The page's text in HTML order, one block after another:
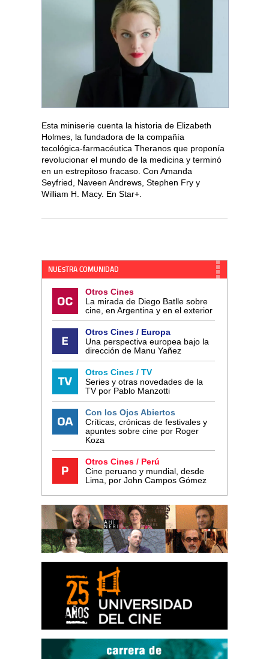
Esta miniserie cuenta la historia de Elizabeth
Holmes, la fundadora de la compañía
tecológica-farmacéutica Theranos que proponía
revolucionar el mundo de la medicina y terminó
en un estrepitoso fracaso. Con Amanda
Seyfried, Naveen Andrews, Stephen Fry y
William H. Macy. En Star+.
NUESTRA COMUNIDAD
Otros Cines
La mirada de Diego Batlle sobre
cine, en Argentina y en el exterior
Otros Cines / Europa
Una perspectiva europea bajo la
dirección de Manu Yañez
Otros Cines / TV
Series y otras novedades de la
TV por Pablo Manzotti
Con los Ojos Abiertos
Críticas, crónicas de festivales y
apuntes sobre cine por Roger
Koza
Otros Cines / Perú
Cine peruano y mundial, desde
Lima, por John Campos Gómez